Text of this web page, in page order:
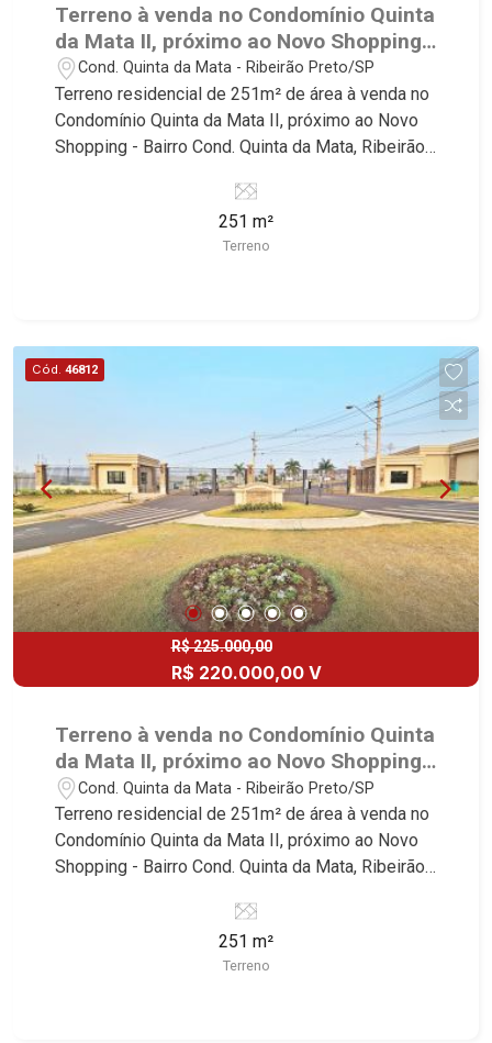
Terreno à venda no Condomínio Quinta
da Mata II, próximo ao Novo Shopping -
Ribeirão Preto/SP.
Cond. Quinta da Mata - Ribeirão Preto/SP
Terreno residencial de 251m² de área à venda no
Condomínio Quinta da Mata II, próximo ao Novo
Shopping - Bairro Cond. Quinta da Mata, Ribeirão
imóvel que a Martinelli Imobiliária selecionou
251 m²
Terreno
Cód. 46812
R$ 225.000,00
R$ 220.000,00 V
Terreno à venda no Condomínio Quinta
da Mata II, próximo ao Novo Shopping -
Ribeirão Preto/SP.
Cond. Quinta da Mata - Ribeirão Preto/SP
Terreno residencial de 251m² de área à venda no
Condomínio Quinta da Mata II, próximo ao Novo
Shopping - Bairro Cond. Quinta da Mata, Ribeirão
imóvel que a Martinelli Imobiliária selecionou
251 m²
Terreno